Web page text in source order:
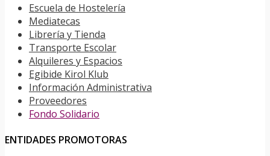
Escuela de Hostelería
Mediatecas
Librería y Tienda
Transporte Escolar
Alquileres y Espacios
Egibide Kirol Klub
Información Administrativa
Proveedores
Fondo Solidario
ENTIDADES PROMOTORAS